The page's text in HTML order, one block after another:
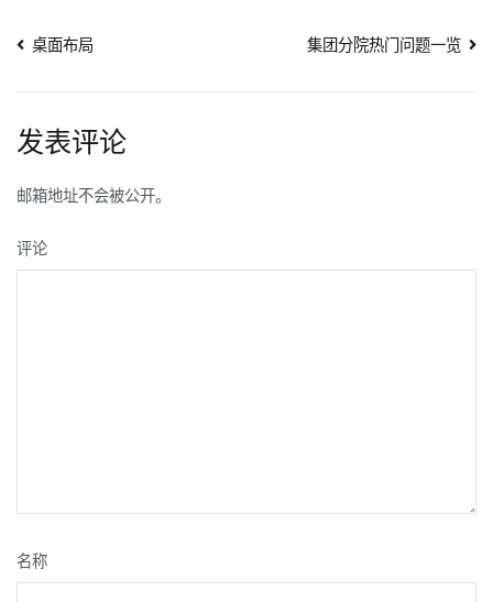
文
导
航
桌面布局 集团分院热门问题一览
发表评论
邮箱地址不会被公开。
评论
名称